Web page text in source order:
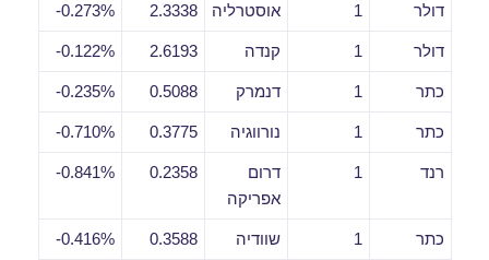
דולר 1 אוסטרליה 2.3338
0.273%-
דולר 1 קנדה 2.6193
0.122%-
כתר 1 דנמרק 0.5088
0.235%-
כתר 1 נורווגיה 0.3775
0.710%-
רנד 1
דרום
אפריקה
0.2358
0.841%-
כתר 1 שוודיה 0.3588
0.416%-